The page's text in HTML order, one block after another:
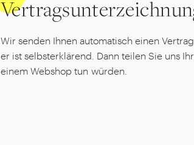
Wir senden Ihnen automatisch einen
er ist selbsterklärend. Dann teilen Sie uns
einem Webshop tun würden.